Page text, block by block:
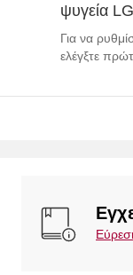
ψυγεία LG
Για να
ελέγξτε